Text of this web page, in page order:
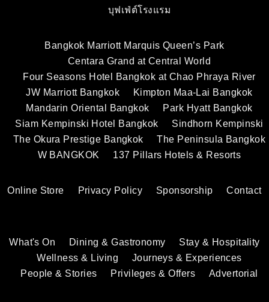
บุฟเฟ่ต์โรงแรม
Bangkok Marriott Marquis Queen’s Park
Centara Grand at Central World
Four Seasons Hotel Bangkok at Chao Phraya River
JW Marriott Bangkok
Kimpton Maa-Lai Bangkok
Mandarin Oriental Bangkok
Park Hyatt Bangkok
Siam Kempinski Hotel Bangkok
Sindhorn Kempinski
The Okura Prestige Bangkok
The Peninsula Bangkok
W BANGKOK
137 Pillars Hotels & Resorts
Online Store Privacy Policy Sponsorship Contact
What's On Dining & Gastronomy
Stay & Hospitality
Wellness & Living
Journeys & Experiences
People & Stories
Privileges & Offers Advertorial